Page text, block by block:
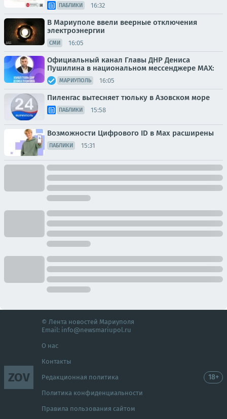
ПАБЛИКИ 16:32
В Мариуполе ввели веерные отключения
электроэнергии
СМИ 16:05
Официальный канал Главы ДНР Дениса
Пушилина в национальном мессенджере MAX:
МАРИУПОЛЬ 16:05
Пиленгас вытесняет тюльку в Азовском море
ПАБЛИКИ 15:58
Возможности Цифрового ID в Мах расширены
ПАБЛИКИ 15:31
ZOV
© Лента новостей Мариуполя
Email: info@newsmariupol.ru
О нас
Контакты
Редакционная политика
Политика конфиденциальности
Правила пользования сайтом
18+